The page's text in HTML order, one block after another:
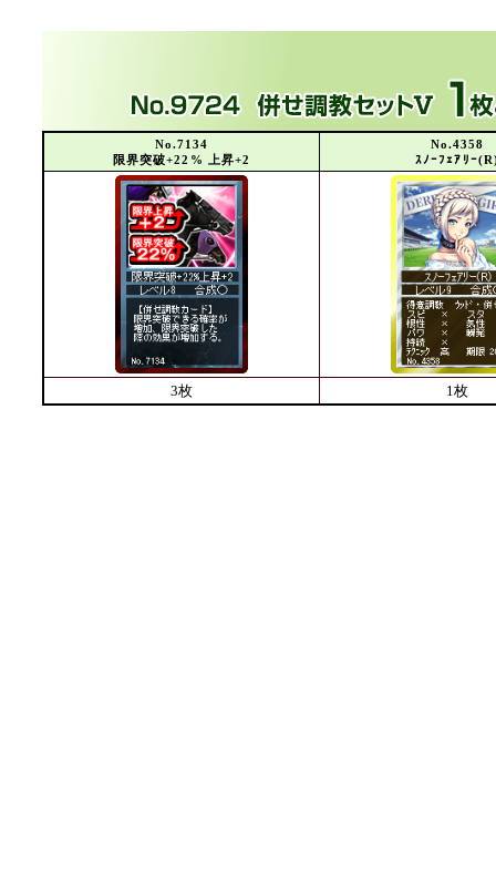
No.7134
限界突破+22% 上昇+2
No.4358
ｽﾉｰﾌｪｱﾘｰ
3枚 1枚